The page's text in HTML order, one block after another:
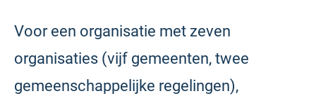
Voor een organisatie met zeven
organisaties (vijf gemeenten, twee
gemeenschappelijke regelingen),